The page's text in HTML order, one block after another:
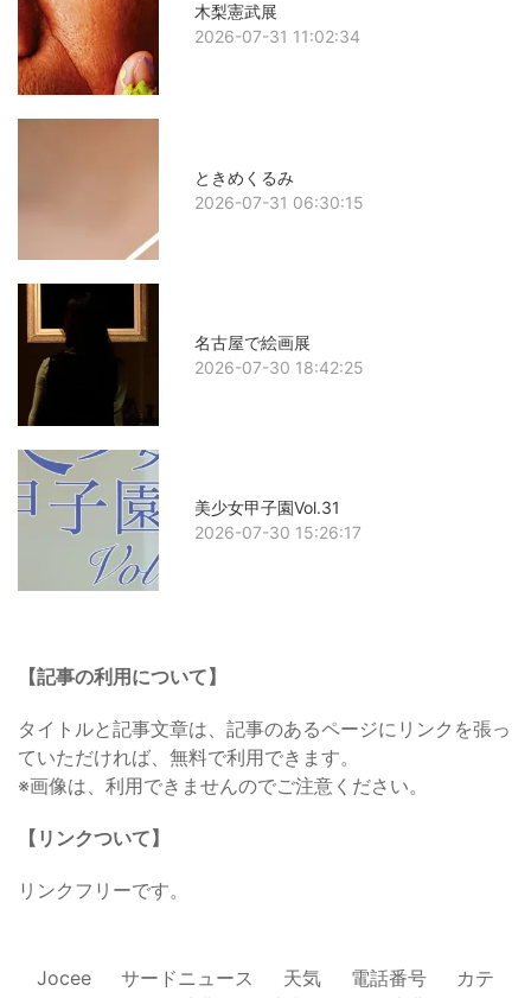
木梨憲武展
2026-07-31 11:02:34
ときめくるみ
2026-07-31 06:30:15
名古屋で絵画展
2026-07-30 18:42:25
美少女甲子園Vol.31
2026-07-30 15:26:17
【記事の利用について】
タイトルと記事文章は、記事のあるページにリンクを張っ
ていただければ、無料で利用できます。
※画像は、利用できませんのでご注意ください。
【リンクついて】
リンクフリーです。
Jocee サードニュース 天気 電話番号
カテ